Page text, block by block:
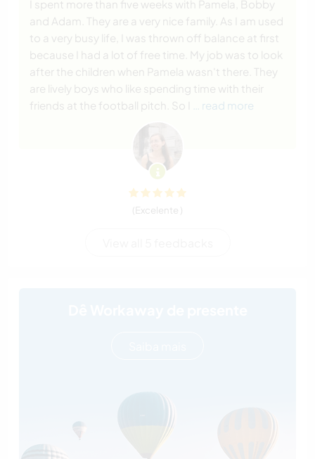
I spent more than five weeks with Pamela, Bobby
and Adam. They are a very nice family. As I am used
to a very busy life, I was thrown off balance at first
because I had a lot of free time. My job was to look
after the children when Pamela wasn't there. They
are lively boys who like spending time with their
friends at the football pitch. So I
… read more
(Excelente )